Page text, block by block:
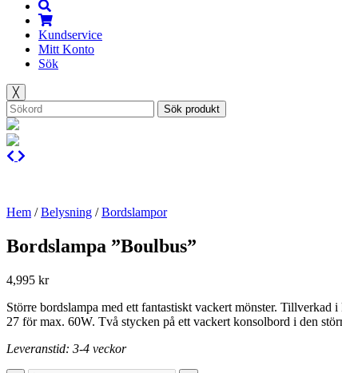
Kundservice
Mitt Konto
Sök
╳
Sök produkt
Hem /Belysning /Bordslampor
Bordslampa ”Boulbus”
4,995 kr
Större bordslampa med ett fantastiskt vackert mönster.
27 för max. 60W. Två stycken på ett vackert konsolbord i den
Leveranstid: 3-4 veckor